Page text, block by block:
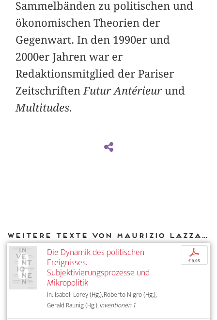
Sammelbänden zu politischen und
ökonomischen Theorien der
Gegenwart. In den 1990er und
2000er Jahren war er
Redaktionsmitglied der Pariser
Zeitschriften Futur Antérieurund
Multitudes.
Weitere Texte von Maurizio Lazzarato bei DIAPHANES
Die Dynamik des politischen
Ereignisses.
Subjektivierungsprozesse und
Mikropolitik
In: Isabell Lorey (Hg.), Roberto Nigro (Hg.),
Gerald Raunig (Hg.),Inventionen 1
p
€ 9,95